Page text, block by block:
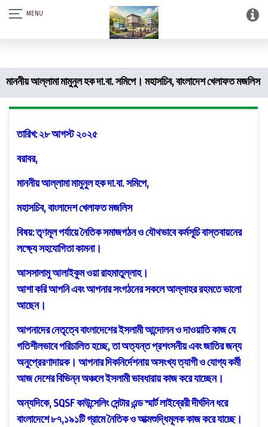
আস-সালামু আলাইকুম। SQSF-কাউন্সেলিং সেন্টার এন্ড স্মার্ট লাইব্রেরী (আত্নশুদ্ধির
সফটওয়্যার)।
মাননীয় আল্লামা মামুনুল হক দা.বা. সমিপে। মহাসচিব, বাংলাদেশ খেলাফত মজলিস
তারিখ: ২৮ আগস্ট ২০২৫
বরাবর,
মাননীয় আল্লামা মামুনুল হক দা.বা. সমিপে,
মহাসচিব, বাংলাদেশ খেলাফত মজলিস
বিষয়: তৃণমূল পর্যায়ে নৈতিক সমাজগঠন ও যৌথভাবে কর্মসূচি বাস্তবায়নের
লক্ষ্যে সহযোগিতা কামনা।
আসসালামু আলাইকুম ওয়া রাহমাতুল্লাহ।
আশা করি আপনি এবং আপনার সংগঠনের সকলে আল্লাহর রহমতে ভালো
আছেন।
আপনাদের নেতৃত্বে বাংলাদেশের ইসলামী আন্দোলন ও দাওয়াতি কাজ যে
গতিশীলভাবে পরিচালিত হচ্ছে, তা অত্যন্ত প্রশংসনীয় এবং জাতির জন্য
অনুপ্রেরণাদায়ক। আপনার দিকনির্দেশনায় অসংখ্য ত্যাগী ও যোগ্য কর্মী
আজ দেশের বিভিন্ন অঞ্চলে ইসলামী ভাবধারায় কাজ করে যাচ্ছেন।
অন্যদিকে, SQSF কাউন্সেলিং সেন্টার এন্ড স্মার্ট লাইব্রেরী দীর্ঘদিন ধরে
বাংলাদেশে ৮৭,১৯১টি গ্রামে নৈতিক ও আত্মশুদ্ধিমূলক কাজ করে যাচ্ছে।